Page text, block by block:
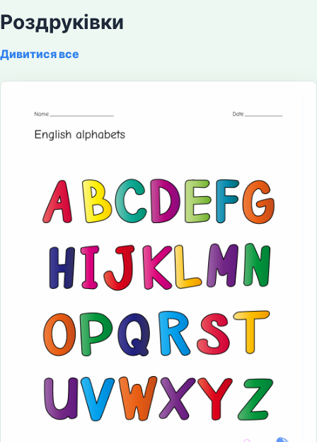
Роздруківки
Дивитися все